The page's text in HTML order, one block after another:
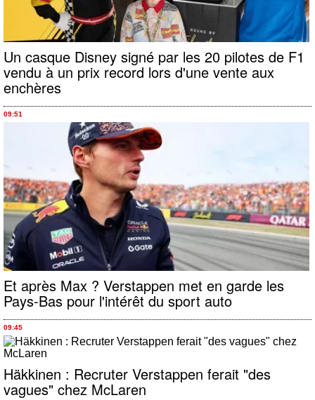
Un casque Disney signé par les 20 pilotes de F1
vendu à un prix record lors d'une vente aux
enchères
09:51
Et après Max ? Verstappen met en garde les
Pays-Bas pour l'intérêt du sport auto
09:45
Häkkinen : Recruter Verstappen ferait "des
vagues" chez McLaren